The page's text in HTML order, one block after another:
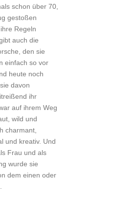
schon über 70,
gestoßen
Regeln
auch die
den sie
einfach so vor
heute noch
davon
ihr
auf ihrem Weg
wild und
charmant,
und kreativ. Und
Frau und als
wurde sie
dem einen oder